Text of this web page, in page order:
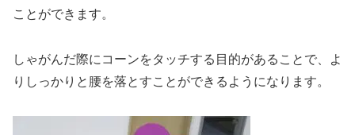
ことができます。
しゃがんだ際にコーンをタッチする目的があることで、よ
りしっかりと腰を落とすことができるようになります。